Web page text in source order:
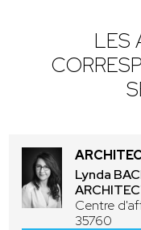
LES
Lynda
Centre
35760